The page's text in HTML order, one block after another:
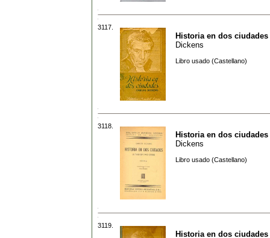
3117.
Historia en dos ciudades
Dickens
Libro usado (Castellano)
3118.
Historia en dos ciudades
Dickens
Libro usado (Castellano)
3119.
Historia en dos ciudades